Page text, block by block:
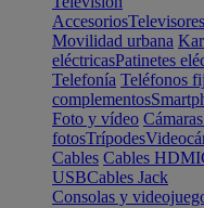
AccesoriosTelevisores
Movilidad urbana
eléctricasPatinetes
Telefonía Teléfonos
complementos
Foto y vídeo
fotosTrípodes
Cables Cables HDMI
USBCables Jack
Consolas y